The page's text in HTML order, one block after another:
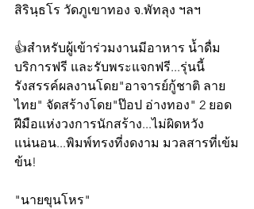
สิรินฺธโร วัดภูเขาทอง จ.พัทลุง ฯลฯ
👍สำหรับผู้เข้าร่วมงานมีอาหาร น้ำดื่ม
บริการฟรี และรับพระแจกฟรี...รุ่นนี้
รังสรรค์ผลงานโดย"อาจารย์กู้ชาติ ลาย
ไทย" จัดสร้างโดย"ป๊อป อ่างทอง" 2 ยอด
ฝีมือแห่งวงการนักสร้าง...ไม่ผิดหวัง
แน่นอน...พิมพ์ทรงที่งดงาม มวลสารที่เข้ม
ข้น!
"นายขุนโหร"